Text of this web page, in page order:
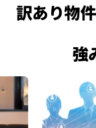
訳あり物
強